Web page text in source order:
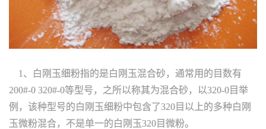
1、白刚玉细粉指的是白刚玉混合砂，通常用的目数有
200#-0 320#-0等型号，之所以称其为混合砂，以320-0目举
例，该种型号的白刚玉细粉中包含了320目以上的多种白刚
玉微粉混合，不是单一的白刚玉320目微粉。